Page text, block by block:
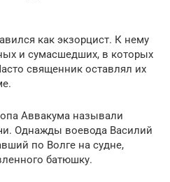
как экзорцист. К нему
и сумасшедших, в которых
священник оставлял их
Аввакума называли
Однажды воевода Василий
по Волге на судне,
батюшку.